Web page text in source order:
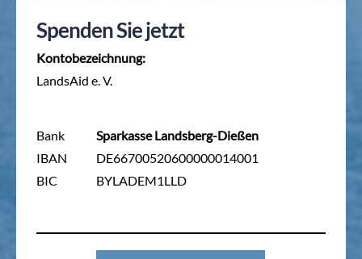
Spenden Sie jetzt
Kontobezeichnung:
LandsAid e. V.
Bank
IBAN
BIC
Sparkasse Landsberg-Dießen
DE66700520600000014001
BYLADEM1LLD